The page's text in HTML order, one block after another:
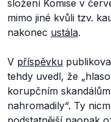
složení Komise v
mimo jiné kvůli tzv.
nakonec ustála.
V příspěvku
tehdy uvedl, že
korupčním
nahromadily“. Ty